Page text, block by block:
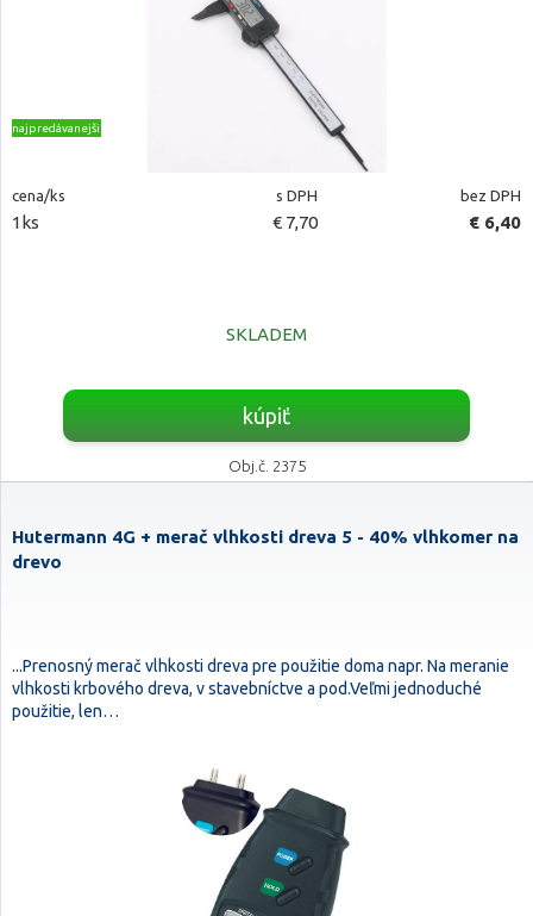
najpredávanejšie
cena/ks s DPH bez DPH
1ks € 7,70 € 6,40
SKLADEM
kúpiť
Obj.č. 2375
Hutermann 4G + merač vlhkosti dreva 5 - 40% vlhkomer na
drevo
...Prenosný merač vlhkosti dreva pre použitie doma napr. Na meranie
vlhkosti krbového dreva, v stavebníctve a pod.Veľmi jednoduché
použitie, len…